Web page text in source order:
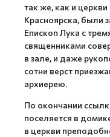
так же, как и
Красноярска, были
Епископ Лука с
священниками
в зале, и даже
сотни верст
архиерею.
По окончании
поселяется в
в церкви